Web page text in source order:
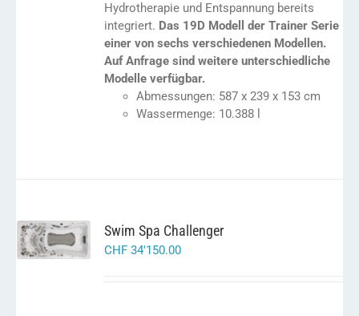
Hydrotherapie und Entspannung bereits
integriert. Das 19D Modell der Trainer Serie
einer von sechs verschiedenen Modellen.
Auf Anfrage sind weitere unterschiedliche
Modelle verfügbar.
Abmessungen: 587 x 239 x 153 cm
Wassermenge: 10.388 l
IN DEN
WARENKORB
/
Swim Spa Challenger
CHF 34'150.00